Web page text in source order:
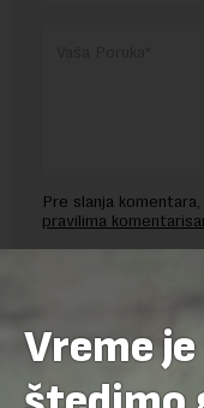
Pre slanja
pravilima
Sajt je zaštićen
Google
Vreme